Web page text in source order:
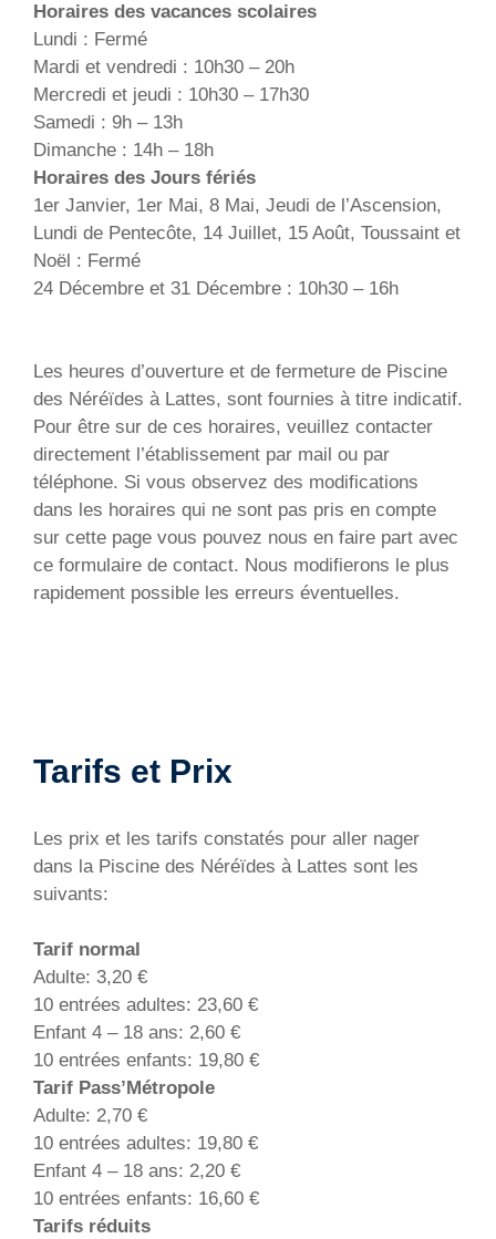
Horaires des vacances scolaires
Lundi : Fermé
Mardi et vendredi : 10h30 – 20h
Mercredi et jeudi : 10h30 – 17h30
Samedi : 9h – 13h
Dimanche : 14h – 18h
Horaires des Jours fériés
1er Janvier, 1er Mai, 8 Mai, Jeudi de l’Ascension,
Lundi de Pentecôte, 14 Juillet, 15 Août, Toussaint et
Noël : Fermé
24 Décembre et 31 Décembre : 10h30 – 16h
Les heures d’ouverture et de fermeture de Piscine
des Néréïdes à Lattes, sont fournies à titre indicatif.
Pour être sur de ces horaires, veuillez contacter
directement l’établissement par mail ou par
téléphone. Si vous observez des modifications
dans les horaires qui ne sont pas pris en compte
sur cette page vous pouvez nous en faire part avec
ce formulaire de contact. Nous modifierons le plus
rapidement possible les erreurs éventuelles.
Tarifs et Prix
Les prix et les tarifs constatés pour aller nager
dans la Piscine des Néréïdes à Lattes sont les
suivants:
Tarif normal
Adulte: 3,20 €
10 entrées adultes: 23,60 €
Enfant 4 – 18 ans: 2,60 €
10 entrées enfants: 19,80 €
Tarif Pass’Métropole
Adulte: 2,70 €
10 entrées adultes: 19,80 €
Enfant 4 – 18 ans: 2,20 €
10 entrées enfants: 16,60 €
Tarifs réduits